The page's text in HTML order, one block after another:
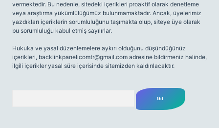
vermektedir. Bu nedenle, sitedeki içerikleri proaktif olarak denetleme
veya araştırma yükümlülüğümüz bulunmamaktadır. Ancak, üyelerimiz
yazdıkları içeriklerin sorumluluğunu taşımakta olup, siteye üye olarak
bu sorumluluğu kabul etmiş sayılırlar.
Hukuka ve yasal düzenlemelere aykırı olduğunu düşündüğünüz
içerikleri, backlinkpanelicomtr@gmail.com adresine bildirmeniz halinde,
ilgili içerikler yasal süre içerisinde sitemizden kaldırılacaktır.